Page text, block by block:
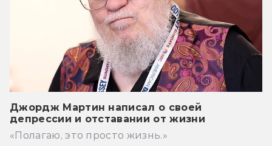
Джордж Мартин написал о своей
депрессии и отставании от жизни
«Полагаю, это просто жизнь.»